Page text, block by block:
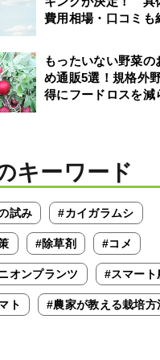
費用相場・口コミも
もったいない野菜の
め通販5選！規格外
得にフードロスを減
キーワード
試み #カイガラムシ
#除草剤 #コメ
オンプランツ #スマート
ト #農家が教える栽培方